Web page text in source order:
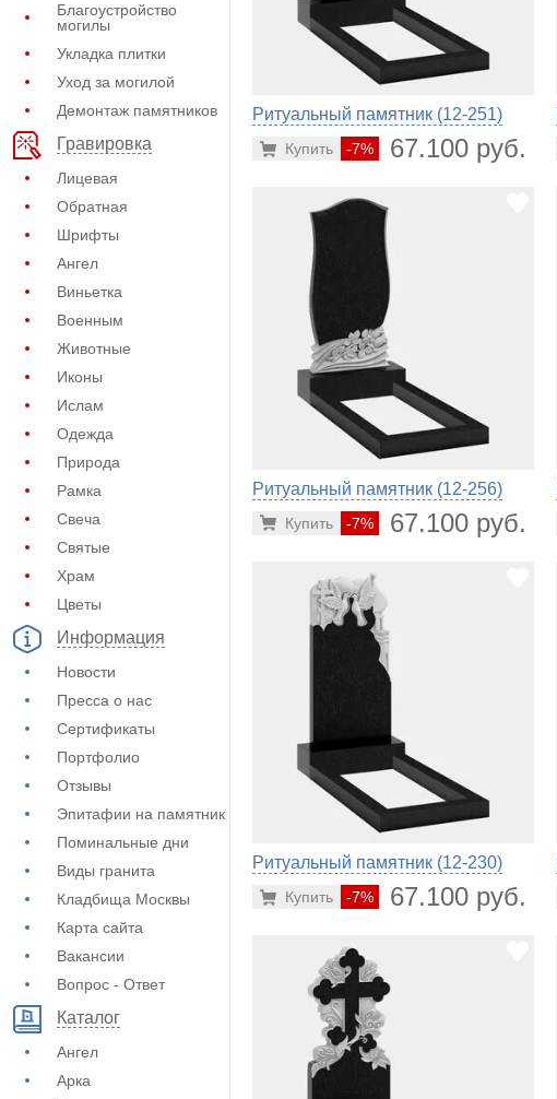
Благоустройство
могилы
Укладка плитки
Уход за могилой
Демонтаж памятников
Гравировка
Лицевая
Обратная
Шрифты
Ангел
Виньетка
Военным
Животные
Иконы
Ислам
Одежда
Природа
Рамка
Свеча
Святые
Храм
Цветы
Информация
Новости
Пресса о нас
Сертификаты
Портфолио
Отзывы
Эпитафии на памятник
Поминальные дни
Виды гранита
Кладбища Москвы
Карта сайта
Вакансии
Вопрос - Ответ
Каталог
Ангел
Арка
Ритуальный памятник (12-251)
-7% 67.100 руб.
Купить
Ритуальный памятник (12-256)
-7% 67.100 руб.
Купить
Ритуальный памятник (12-230)
-7% 67.100 руб.
Купить